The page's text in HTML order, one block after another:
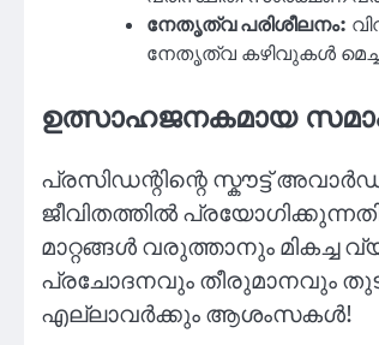
നേതൃത്വ പരിശീലനം:
നേതൃത്വ കഴിവുകൾ
ഉത്സാഹജനകമായ
പ്രസിഡന്റിന്റെ സ്കൗട്ട്
ജീവിതത്തിൽ
മാറ്റങ്ങൾ വരുത്താനും
പ്രചോദനവും തീരുമാനവും
എല്ലാവർക്കും ആശംസകൾ!